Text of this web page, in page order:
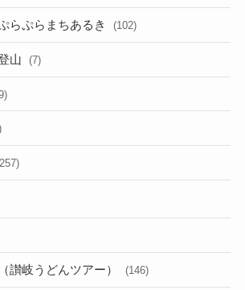
らぷらまちあるき (102)
山 (7)
讃岐うどんツアー） (146)